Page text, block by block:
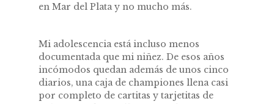
en Mar del Plata y no mucho más.
Mi adolescencia está incluso menos
documentada que mi niñez. De esos años
incómodos quedan además de unos cinco
diarios, una caja de championes llena casi
por completo de cartitas y tarjetitas de